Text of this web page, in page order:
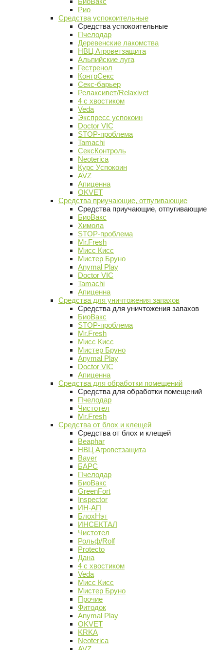
Рио
Средства успокоительные
Средства успокоительные
Пчелодар
Деревенские лакомства
НВЦ Агроветзащита
Альпийские луга
Гестренол
КонтрСекс
Секс-барьер
Релаксивет/Relaxivet
4 с хвостиком
Veda
Экспресс успокоин
Doctor VIC
STOP-проблема
Tamachi
СексКонтроль
Neoterica
Курс Успокоин
AVZ
Апиценна
OKVET
Средства приучающие, отпугивающие
Средства приучающие, отпугивающие
БиоВакс
Химола
STOP-проблема
Mr.Fresh
Мисс Кисс
Мистер Бруно
Anymal Play
Doctor VIC
Tamachi
Апиценна
Средства для уничтожения запахов
Средства для уничтожения запахов
БиоВакс
STOP-проблема
Mr.Fresh
Мисс Кисс
Мистер Бруно
Anymal Play
Doctor VIC
Апиценна
Средства для обработки помещений
Средства для обработки помещений
Пчелодар
Чистотел
Mr.Fresh
Средства от блох и клещей
Средства от блох и клещей
Beaphar
НВЦ Агроветзащита
Bayer
БАРС
Пчелодар
БиоВакс
GreenFort
Inspector
ИН-АП
БлохНэт
ИНСЕКТАЛ
Чистотел
Рольф/Rolf
Protecto
Дана
4 с хвостиком
Veda
Мисс Кисс
Мистер Бруно
Прочие
Фитодок
Anymal Play
OKVET
KRKA
Neoterica